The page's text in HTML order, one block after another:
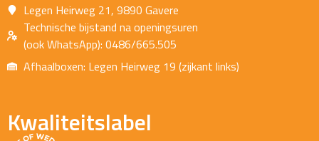
Legen Heirweg 21, 9890 Gavere
Technische bijstand na openingsuren
(ook WhatsApp): 0486/665.505
Afhaalboxen: Legen Heirweg 19 (zijkant links)
Kwaliteitslabel